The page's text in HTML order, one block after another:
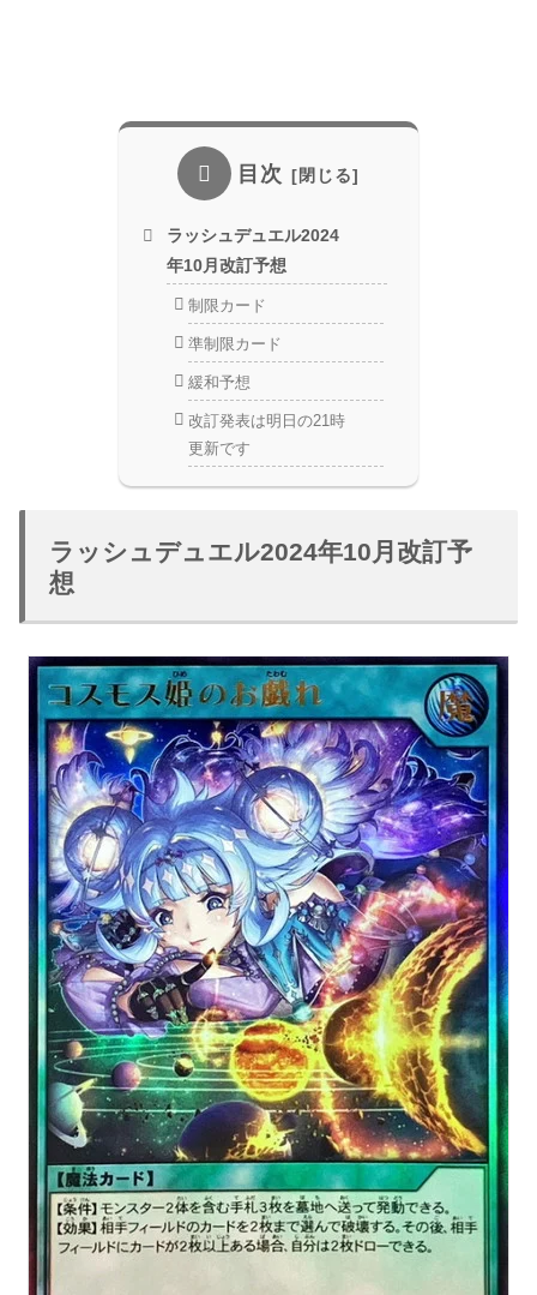
目次
ラッシュデュエル2024
年10月改訂予想
制限カード
準制限カード
緩和予想
改訂発表は明日の21時
更新です
ラッシュデュエル2024年10月改訂予
想